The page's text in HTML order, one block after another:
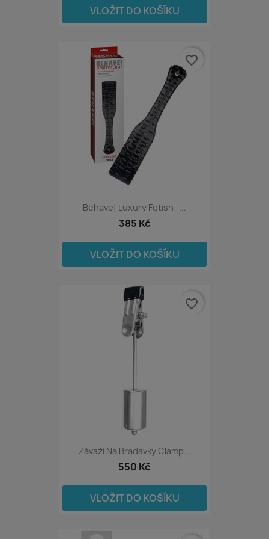
VLOŽIT DO KOŠÍKU
Behave! Luxury Fetish -...
385 Kč
VLOŽIT DO KOŠÍKU
favorite_border
Závaží Na Bradavky Clamp...
550 Kč
VLOŽIT DO KOŠÍKU
favorite_border